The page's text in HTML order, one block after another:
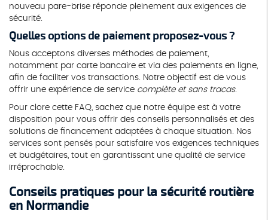
nouveau pare-brise réponde pleinement aux exigences de
sécurité.
Quelles options de paiement proposez-vous ?
Nous acceptons diverses méthodes de paiement,
notamment par carte bancaire et via des paiements en ligne,
afin de faciliter vos transactions. Notre objectif est de vous
offrir une expérience de service complète et sans tracas.
Pour clore cette FAQ, sachez que notre équipe est à votre
disposition pour vous offrir des conseils personnalisés et des
solutions de financement adaptées à chaque situation. Nos
services sont pensés pour satisfaire vos exigences techniques
et budgétaires, tout en garantissant une qualité de service
irréprochable.
Conseils pratiques pour la sécurité routière
en Normandie